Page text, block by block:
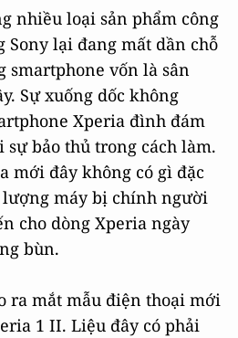
nhiều loại sản phẩm công
lại đang mất dần chỗ
vốn là sân
Sự xuống dốc không
Xperia đình đám
sự bảo thủ trong cách làm.
mới đây không có gì đặc
máy bị chính người
cho dòng Xperia ngày
bùn.
ra mắt mẫu điện thoại mới
1 II. Liệu đây có phải